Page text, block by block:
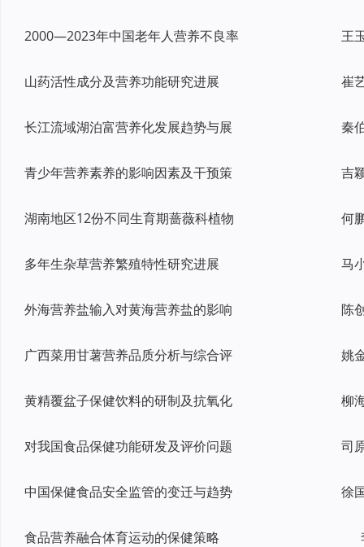
2000—2023年中国老年人营养不良率
山药活性成分及营养功能研究进展
长江流域湖泊富营养化发展趋势与展
青少年营养素养的影响因素及干预策
湖南地区12份不同生育期蔷薇科植物
多年生杂草营养繁殖特性研究进展
外海营养盐输入对黄海营养盐的影响
广西菜用甘薯营养品质分析与综合评
黄精覆盆子保健饮料的研制及抗氧化
对我国食品保健功能研发及评价问题
中国保健食品安全监管的变迁与趋势
食品营养融合体育运动的保健策略